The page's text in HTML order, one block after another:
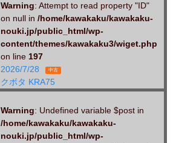
Warning: Attempt to read property "ID"
on null in /home/kawakaku/kawakaku-
nouki.jp/public_html/wp-
content/themes/kawakaku3/wiget.php
on line 197
2026/7/28
中古
クボタ KRA75
Warning: Undefined variable $post in
/home/kawakaku/kawakaku-
nouki.jp/public_html/wp-